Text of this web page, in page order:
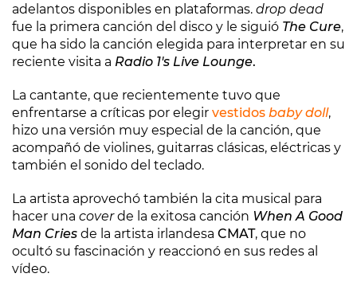
adelantos disponibles en plataformas. drop dead
fue la primera canción del disco y le siguió The Cure,
que ha sido la canción elegida para interpretar en su
reciente visita a Radio 1's Live Lounge.
La cantante, que recientemente tuvo que
enfrentarse a críticas por elegir vestidos baby doll,
hizo una versión muy especial de la canción, que
acompañó de violines, guitarras clásicas, eléctricas y
también el sonido del teclado.
La artista aprovechó también la cita musical para
hacer una coverde la exitosa canción When A Good
Man Cries de la artista irlandesa CMAT, que no
ocultó su fascinación y reaccionó en sus redes al
vídeo.